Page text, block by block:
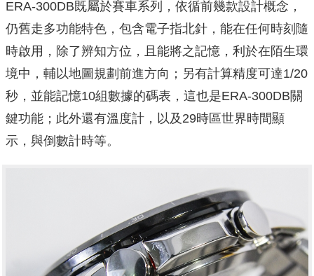
ERA-300DB既屬於賽車系列，依循前幾款設計概念，
仍舊走多功能特色，包含電子指北針，能在任何時刻隨
時啟用，除了辨知方位，且能將之記憶，利於在陌生環
境中，輔以地圖規劃前進方向；另有計算精度可達1/20
秒，並能記憶10組數據的碼表，這也是ERA-300DB關
鍵功能；此外還有溫度計，以及29時區世界時間顯
示，與倒數計時等。